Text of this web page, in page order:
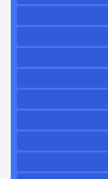
نجات جهان